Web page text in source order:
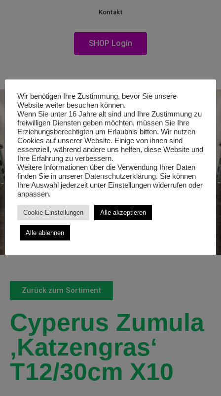
Kontakt
SHOP Login
Zurück zum Sortiment
Cyperus Zumula
‚Katzengras‘
T12/30cm X10
Wir benötigen Ihre Zustimmung, bevor Sie unsere
Website weiter besuchen können.
Wenn Sie unter 16 Jahre alt sind und Ihre Zustimmung zu
freiwilligen Diensten geben möchten, müssen Sie Ihre
Erziehungsberechtigten um Erlaubnis bitten. Wir nutzen
Cookies auf unserer Website. Einige von ihnen sind
essenziell, während andere uns helfen, diese Website und
Ihre Erfahrung zu verbessern.
Weitere Informationen über die Verwendung Ihrer Daten
finden Sie in unserer Datenschutzerklärung. Sie können
Ihre Auswahl jederzeit unter Einstellungen widerrufen oder
anpassen.
Cookie Einstellungen Alle akzeptieren
Alle ablehnen